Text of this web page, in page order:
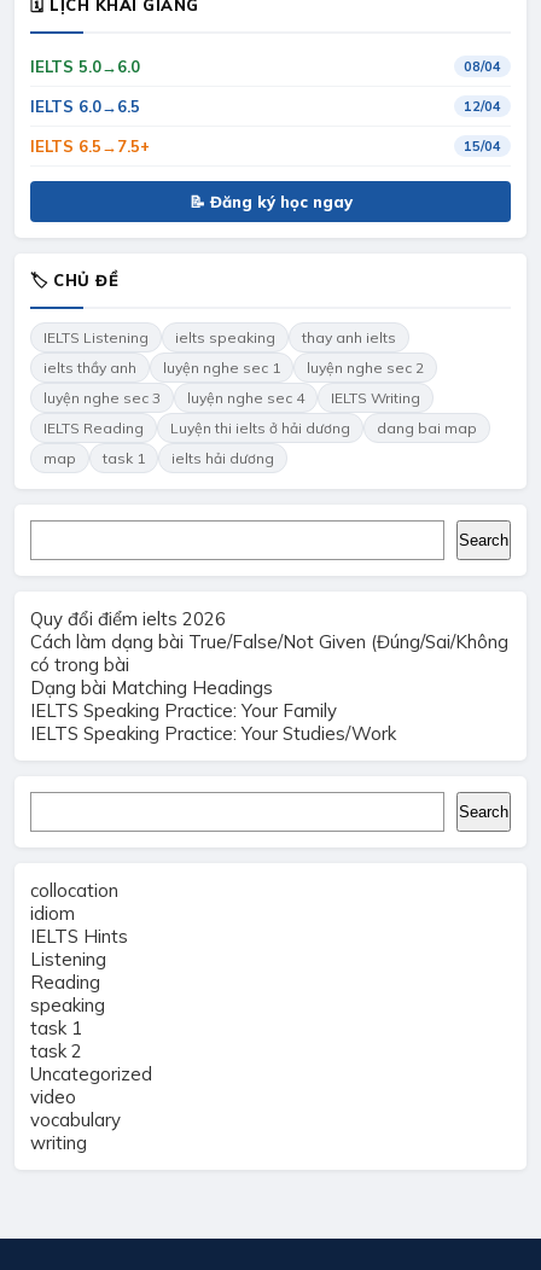
🗓 LỊCH KHAI GIẢNG
IELTS 5.0→6.0 08/04
IELTS 6.0→6.5 12/04
IELTS 6.5→7.5+ 15/04
📝 Đăng ký học ngay
🏷 CHỦ ĐỀ
IELTS Listening ielts speaking
thay anh ielts
ielts thầy anh
luyện nghe sec 1
luyện nghe sec 2
luyện nghe sec 3
luyện nghe sec 4
IELTS Writing
IELTS Reading
Luyện thi ielts ở hải dương
dang bai map
map
task 1 ielts hải dương
Search
Quy đổi điểm ielts 2026
Cách làm dạng bài True/False/Not Given (Đúng/Sai/Không
có trong bài
Dạng bài Matching Headings
IELTS Speaking Practice: Your Family
IELTS Speaking Practice: Your Studies/Work
Search
collocation
idiom
IELTS Hints
Listening
Reading
speaking
task 1
task 2
Uncategorized
video
vocabulary
writing